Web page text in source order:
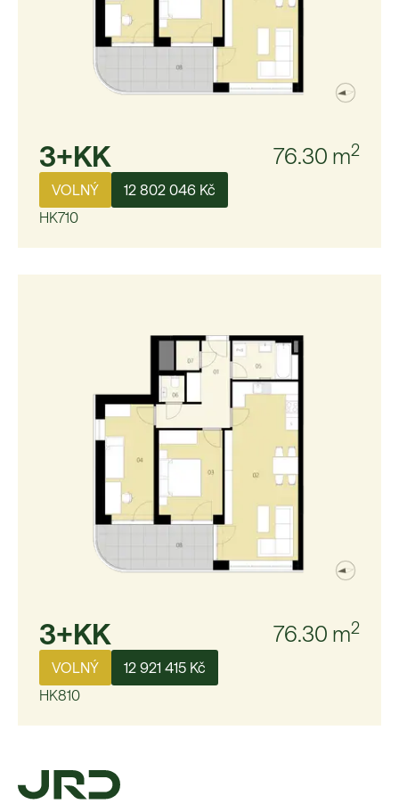
3+KK 76.30 m2
VOLNÝ
12 802 046 Kč
HK710
3+KK 76.30 m2
VOLNÝ
12 921 415 Kč
HK810